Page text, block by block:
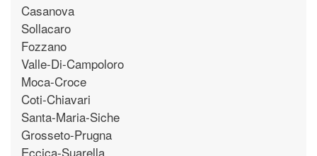
Casanova
Sollacaro
Fozzano
Valle-Di-Campoloro
Moca-Croce
Coti-Chiavari
Santa-Maria-Siche
Grosseto-Prugna
Eccica-Suarella